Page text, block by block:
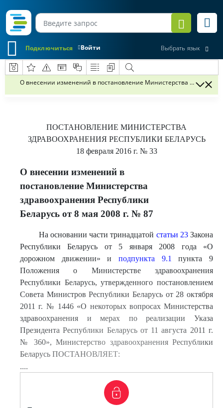
Войти
Подключиться Выбрать язык
О внесении изменений в постановление Министерства
ПОСТАНОВЛЕНИЕ МИНИСТЕРСТВА
ЗДРАВООХРАНЕНИЯ РЕСПУБЛИКИ БЕЛАРУСЬ
18 февраля 2016 г. № 33
О внесении изменений в
постановление Министерства
здравоохранения Республики
Беларусь от 8 мая 2008 г. № 87
На основании части тринадцатой статьи 23Закона
Республики Беларусь от 5 января 2008 года «О
дорожном движении» и подпункта 9.1
пункта 9
Положения о Министерстве здравоохранения
Республики Беларусь, утвержденного постановлением
Совета Министров Республики Беларусь от 28 октября
2011 г. № 1446 «О некоторых вопросах Министерства
здравоохранения и мерах по реализации Указа
Президента Республики Беларусь от 11 августа 2011 г.
№ 360», Министерство здравоохранения Республики
Беларусь ПОСТАНОВЛЯЕТ:
....